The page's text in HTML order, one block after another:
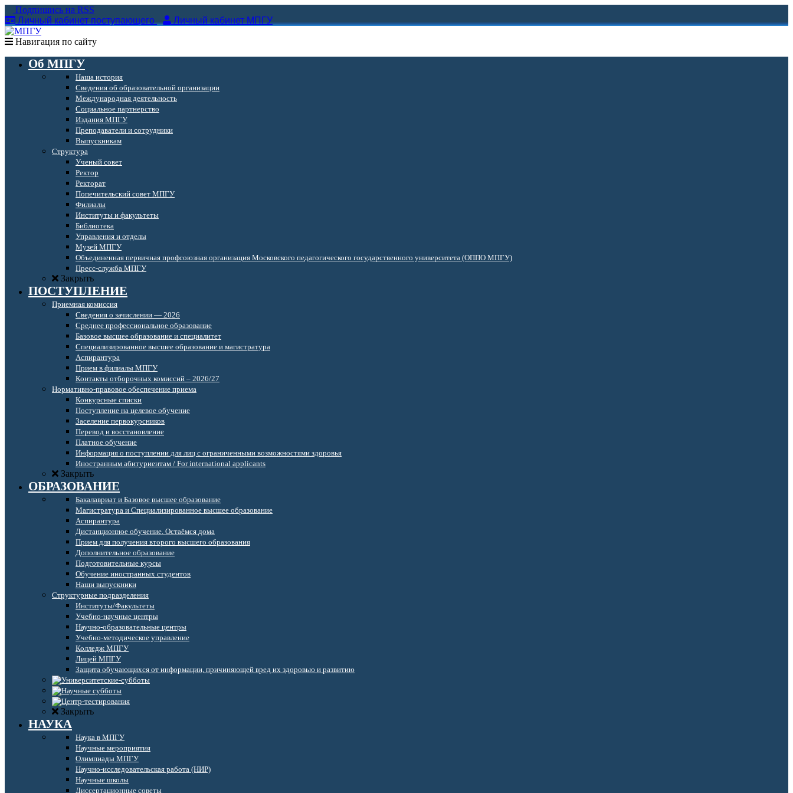
Подпишись на RSS
Личный кабинет поступающего
Личный кабинет МПГУ
Навигация по сайту
Об МПГУ
Наша история
Сведения об образовательной организации
Международная деятельность
Социальное партнерство
Издания МПГУ
Преподаватели и сотрудники
Выпускникам
Структура
Ученый совет
Ректор
Ректорат
Попечительский совет МПГУ
Филиалы
Институты и факультеты
Библиотека
Управления и отделы
Музей МПГУ
Объединенная первичная профсоюзная организация Московского педагогического государственного университета (ОППО МПГУ)
Пресс-служба МПГУ
Закрыть
ПОСТУПЛЕНИЕ
Приемная комиссия
Сведения о зачислении — 2026
Среднее профессиональное образование
Базовое высшее образование и специалитет
Специализированное высшее образование и магистратура
Аспирантура
Прием в филиалы МПГУ
Контакты отборочных комиссий – 2026/27
Нормативно-правовое обеспечение приема
Конкурсные списки
Поступление на целевое обучение
Заселение первокурсников
Перевод и восстановление
Платное обучение
Информация о поступлении для лиц с ограниченными возможностями здоровья
Иностранным абитуриентам / For international applicants
Закрыть
ОБРАЗОВАНИЕ
Бакалавриат и Базовое высшее образование
Магистратура и Специализированное высшее образование
Аспирантура
Дистанционное обучение. Остаёмся дома
Прием для получения второго высшего образования
Дополнительное образование
Подготовительные курсы
Обучение иностранных студентов
Наши выпускники
Структурные подразделения
Институты/Факультеты
Учебно-научные центры
Научно-образовательные центры
Учебно-методическое управление
Колледж МПГУ
Лицей МПГУ
Защита обучающихся от информации, причиняющей вред их здоровью и развитию
Закрыть
НАУКА
Наука в МПГУ
Научные мероприятия
Олимпиады МПГУ
Научно-исследовательская работа (НИР)
Научные школы
Диссертационные советы